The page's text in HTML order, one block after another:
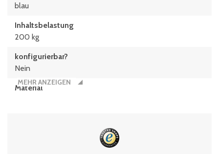
blau
Inhaltsbelastung
200 kg
konfigurierbar?
Nein
Material
MEHR ANZEIGEN